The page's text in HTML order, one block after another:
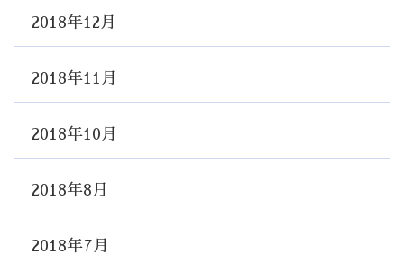
2018年12月
2018年11月
2018年10月
2018年8月
2018年7月